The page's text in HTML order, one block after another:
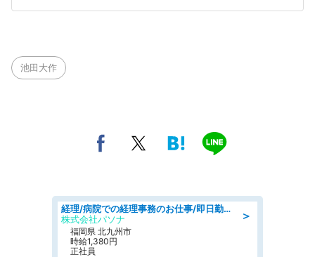
池田大作
＞
経理/病院での経理事務のお仕事/即日勤務可/車通勤可/経理/一般事務
株式会社パソナ
福岡県 北九州市
時給1,380円
正社員